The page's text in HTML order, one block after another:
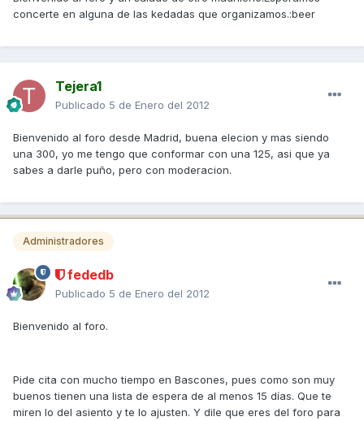
concerte en alguna de las kedadas que organizamos.:beer
Tejera1
Publicado 5 de Enero del 2012
Bienvenido al foro desde Madrid, buena elecion y mas siendo
una 300, yo me tengo que conformar con una 125, asi que ya
sabes a darle puño, pero con moderacion.
Administradores
fededb
Publicado 5 de Enero del 2012
Bienvenido al foro.
Pide cita con mucho tiempo en Bascones, pues como son muy
buenos tienen una lista de espera de al menos 15 días. Que te
miren lo del asiento y te lo ajusten. Y dile que eres del foro para